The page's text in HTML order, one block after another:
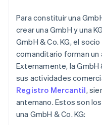
Para constituir una
crear una GmbH y una
GmbH & Co. KG, el
comanditario forman un
Externamente, la GmbH
sus actividades
Registro Mercantil,
antemano. Estos son
una GmbH & Co. KG: